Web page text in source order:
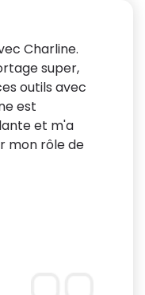
Charline.
super,
outils avec
est
et m'a
mon rôle de